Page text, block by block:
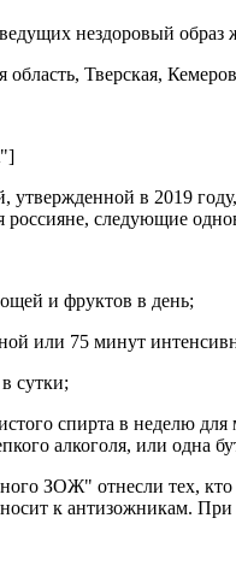
нездоровый образ
Тверская,
утвержденной в 2019
россияне, следующие
и фруктов в день;
или 75 минут
сутки;
спирта в неделю
алкоголя, или одна
ЗОЖ" отнесли тех,
к антизожникам.